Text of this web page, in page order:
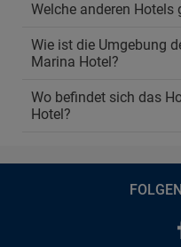
Welche anderen Hotels
Wie ist die Umgebung
Marina Hotel?
Wo befindet sich das
Hotel?